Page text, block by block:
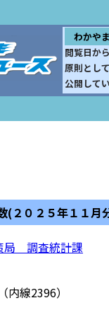
わかや
閲覧日か
原則とし
公開して
(２０２５年１１月
調査統計課
線2396）